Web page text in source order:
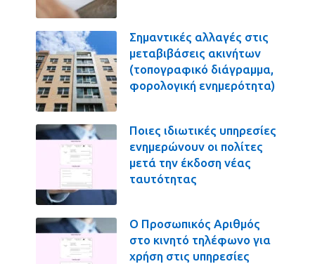
Σημαντικές αλλαγές στις
μεταβιβάσεις ακινήτων
(τοπογραφικό διάγραμμα,
φορολογική ενημερότητα)
Ποιες ιδιωτικές υπηρεσίες
ενημερώνουν οι πολίτες
μετά την έκδοση νέας
ταυτότητας
Ο Προσωπικός Αριθμός
στο κινητό τηλέφωνο για
χρήση στις υπηρεσίες